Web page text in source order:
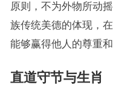
原则，不为外物所动
族传统美德的体现，
能够赢得他人的尊重
直道守节与生肖